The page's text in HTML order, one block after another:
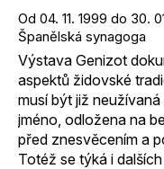
Od 04. 11. 1999 do 30.
Španělská synagoga
Výstava Genizot
aspektů židovské
musí být již
jméno, odložena na
před znesvěcením a
Totéž se týká i